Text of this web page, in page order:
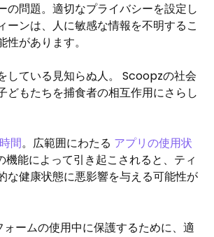
の問題。適切なプライバシーを設定し
ーンは、人に敏感な情報を不明するこ
性があります。
している見知らぬ人。 Scoopzの社会
どもたちを捕食者の相互作用にさらし
間。広範囲にわたる アプリの使用状
能によって引き起こされると、ティ
な健康状態に悪影響を与える可能性が
ームの使用中に保護するために、適